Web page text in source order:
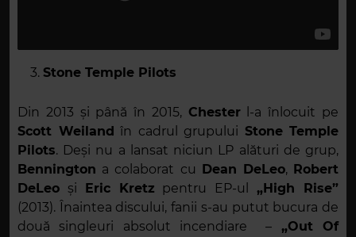
Stone Temple Pilots
Din 2013 și până în 2015, Chesterl-a înlocuit pe
Scott Weiland în cadrul grupului Stone Temple
Pilots. Deși nu a lansat niciun LP alături de grup,
Bennington a colaborat cu Dean DeLeo, Robert
DeLeo și Eric Kretz pentru EP-ul„High Rise”
(2013). Înaintea discului, fanii s-au putut bucura de
două singleuri absolut incendiare – „Out Of